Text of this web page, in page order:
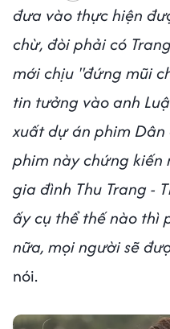
đưa vào thực hiện
chừ, đòi phải có
mới chịu "đứng mũi
tin tưởng vào anh
xuất dự án phim Dân
phim này chứng
gia đình Thu Trang -
ấy cụ thể thế nào thì
nữa, mọi người sẽ
nói.